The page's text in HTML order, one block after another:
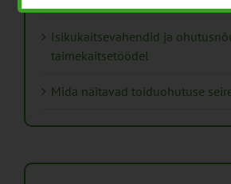
Isikukaitsevahendid ja
taimekaitsetöödel
Mida näitavad toiduohutuse